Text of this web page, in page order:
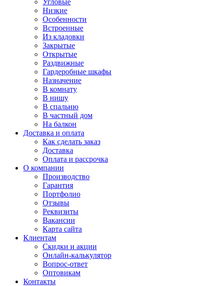
Угловые
Низкие
Особенности
Встроенные
Из кладовки
Закрытые
Открытые
Раздвижные
Гардеробные шкафы
Назначение
В комнату
В нишу
В спальню
В частный дом
На балкон
Доставка и оплата
Как сделать заказ
Доставка
Оплата и рассрочка
О компании
Производство
Гарантия
Портфолио
Отзывы
Реквизиты
Вакансии
Карта сайта
Клиентам
Скидки и акции
Онлайн-калькулятор
Вопрос-ответ
Оптовикам
Контакты